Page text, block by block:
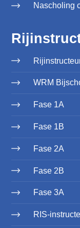
Nascholing
WRM
Fase 1A
Fase 1B
Fase 2A
Fase 2B
Fase 3A
RIS-